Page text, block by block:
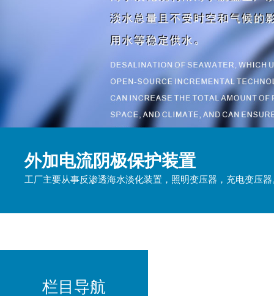
外加电流阴极保护装置
工厂主要从事反渗透海水淡化装置，照明变压器，充电变压
栏目导航